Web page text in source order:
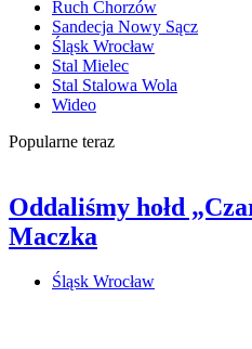
Ruch Chorzów
Sandecja Nowy Sącz
Śląsk Wrocław
Stal Mielec
Stal Stalowa Wola
Wideo
Popularne teraz
Oddaliśmy hołd
Maczka
Śląsk Wrocław